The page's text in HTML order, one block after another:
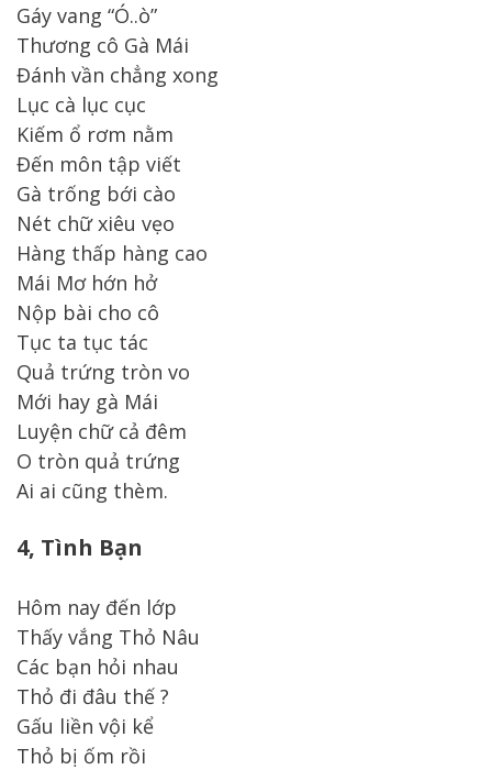
Gáy vang “Ó..ò”
Thương cô Gà Mái
Đánh vần chẳng xong
Lục cà lục cục
Kiếm ổ rơm nằm
Đến môn tập viết
Gà trống bới cào
Nét chữ xiêu vẹo
Hàng thấp hàng cao
Mái Mơ hớn hở
Nộp bài cho cô
Tục ta tục tác
Quả trứng tròn vo
Mới hay gà Mái
Luyện chữ cả đêm
O tròn quả trứng
Ai ai cũng thèm.
4, Tình Bạn
Hôm nay đến lớp
Thấy vắng Thỏ Nâu
Các bạn hỏi nhau
Thỏ đi đâu thế ?
Gấu liền vội kể
Thỏ bị ốm rồi